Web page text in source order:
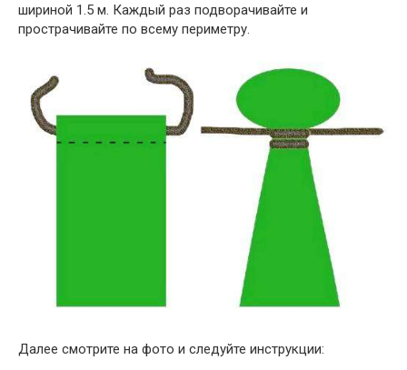
шириной 1.5 м. Каждый раз подворачивайте и
прострачивайте по всему периметру.
Далее смотрите на фото и следуйте инструкции: